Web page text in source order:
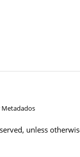
Metadados
unless